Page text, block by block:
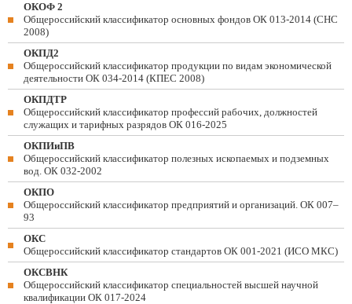
ОКОФ 2
Общероссийский классификатор основных фондов ОК 013-2014 (СНС
2008)
ОКПД2
Общероссийский классификатор продукции по видам экономической
деятельности ОК 034-2014 (КПЕС 2008)
ОКПДТР
Общероссийский классификатор профессий рабочих, должностей
служащих и тарифных разрядов ОК 016-2025
ОКПИиПВ
Общероссийский классификатор полезных ископаемых и подземных
вод. ОК 032-2002
ОКПО
Общероссийский классификатор предприятий и организаций. ОК 007–
93
ОКС
Общероссийский классификатор стандартов ОК 001-2021 (ИСО МКС)
ОКСВНК
Общероссийский классификатор специальностей высшей научной
квалификации ОК 017-2024